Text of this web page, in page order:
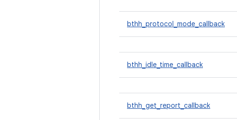
bthh_protocol_mode_callback
bthh_idle_time_callback
bthh_get_report_callback